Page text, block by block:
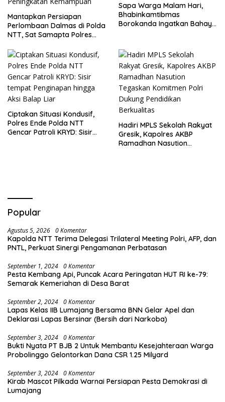
Mantapkan Persiapan
Perlombaan Dalmas di Polda
NTT, Sat Samapta Polres
Peningkatan Kemampuan
Sapa Warga Malam Hari,
Bhabinkamtibmas
Borokanda Ingatkan Bahaya
Ciptakan Situasi Kondusif,
Polres Ende Polda NTT
Gencar Patroli KRYD: Sisir
Hadiri MPLS Sekolah Rakyat
Gresik, Kapolres AKBP
Ramadhan Nasution
Popular
Agustus 5, 2026 0 Komentar
Kapolda NTT Terima Delegasi Trilateral Meeting Polri, AFP, dan
PNTL, Perkuat Sinergi Pengamanan Perbatasan
September 1, 2024 0 Komentar
Pesta Kembang Api, Puncak Acara Peringatan HUT RI ke-79:
Semarak Kemeriahan di Desa Barat
September 2, 2024 0 Komentar
Lapas Kelas IIB Lumajang Bersama BNN Gelar Apel dan
Deklarasi Lapas Bersinar (Bersih dari Narkoba)
September 3, 2024 0 Komentar
Bukti Nyata PT BJB 2 Untuk Membantu Kesejahteraan Warga
Probolinggo Gelontorkan Dana CSR 1.25 Milyard
September 3, 2024 0 Komentar
Kirab Mascot Pilkada Warnai Persiapan Pesta Demokrasi di
Lumajang